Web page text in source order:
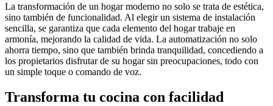
La transformación de un hogar moderno no solo se trata de estética,
sino también de funcionalidad. Al elegir un sistema de instalación
sencilla, se garantiza que cada elemento del hogar trabaje en
armonía, mejorando la calidad de vida. La automatización no solo
ahorra tiempo, sino que también brinda tranquilidad, concediendo a
los propietarios disfrutar de su hogar sin preocupaciones, todo con
un simple toque o comando de voz.
Transforma tu cocina con facilidad